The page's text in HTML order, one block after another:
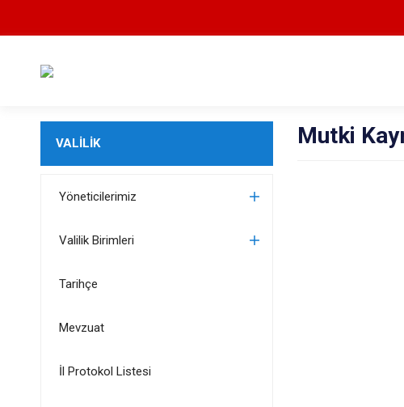
VALİLİK
Yöneticilerimiz
Valilik Birimleri
Tarihçe
Mevzuat
İl Protokol Listesi
Mutki